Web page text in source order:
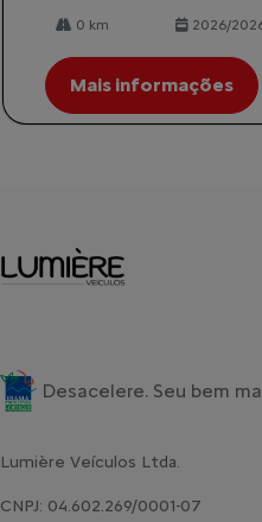
0 km 2026/
Mais informações
Desacelere. Seu bem
Lumière Veículos Ltda.
CNPJ: 04.602.269/0001-07